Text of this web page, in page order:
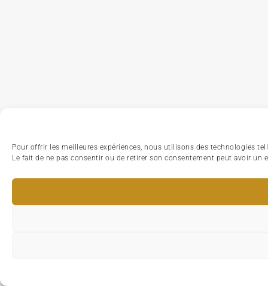
Pour offrir les meilleures expériences, nous utilisons des technologies
Le fait de ne pas consentir ou de retirer son consentement peut avoir